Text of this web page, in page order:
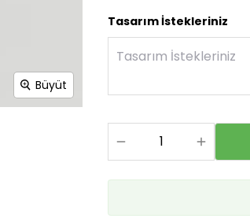
Büyüt
Tasarım İstekleriniz